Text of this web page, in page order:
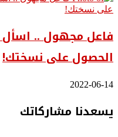
فاعل مجهول ..
الحصول على نسختك!
2022-06-14
يسعدنا مشاركاتك